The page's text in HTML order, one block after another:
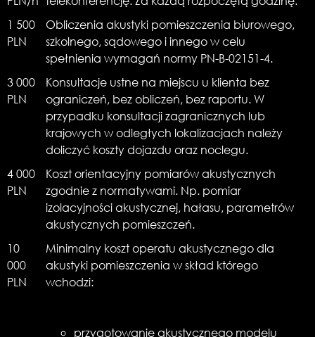
1 500
PLN
Obliczenia akustyki pomieszczenia biurowego,
szkolnego, sądowego i innego w celu
spełnienia wymagań normy PN-B-02151-4.
3 000
PLN
Konsultacje ustne na miejscu u klienta bez
ograniczeń, bez obliczeń, bez raportu. W
przypadku konsultacji zagranicznych lub
krajowych w odległych lokalizacjach należy
doliczyć koszty dojazdu oraz noclegu.
4 000
PLN
Koszt orientacyjny pomiarów akustycznych
zgodnie z normatywami. Np. pomiar
izolacyjności akustycznej, hałasu, parametrów
akustycznych pomieszczeń.
10
000
PLN
Minimalny koszt operatu akustycznego dla
akustyki pomieszczenia w skład którego
wchodzi:
przygotowanie akustycznego modelu